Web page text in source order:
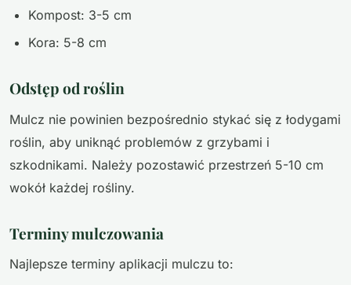
Kompost: 3-5 cm
Kora: 5-8 cm
Odstęp od roślin
Mulcz nie powinien bezpośrednio stykać się z łodygami
roślin, aby uniknąć problemów z grzybami i
szkodnikami. Należy pozostawić przestrzeń 5-10 cm
wokół każdej rośliny.
Terminy mulczowania
Najlepsze terminy aplikacji mulczu to: